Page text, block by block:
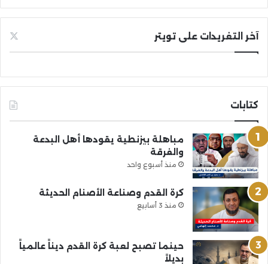
آخر التغريدات على تويتر
كتابات
مباهلة بيزنطية يقودها أهل البدعة
والفرقة
منذ أسبوع واحد
كرة القدم وصناعة الأصنام الحديثة
منذ 3 أسابيع
حينما تصبح لعبة كرة القدم ديناً عالمياً
بديلاً